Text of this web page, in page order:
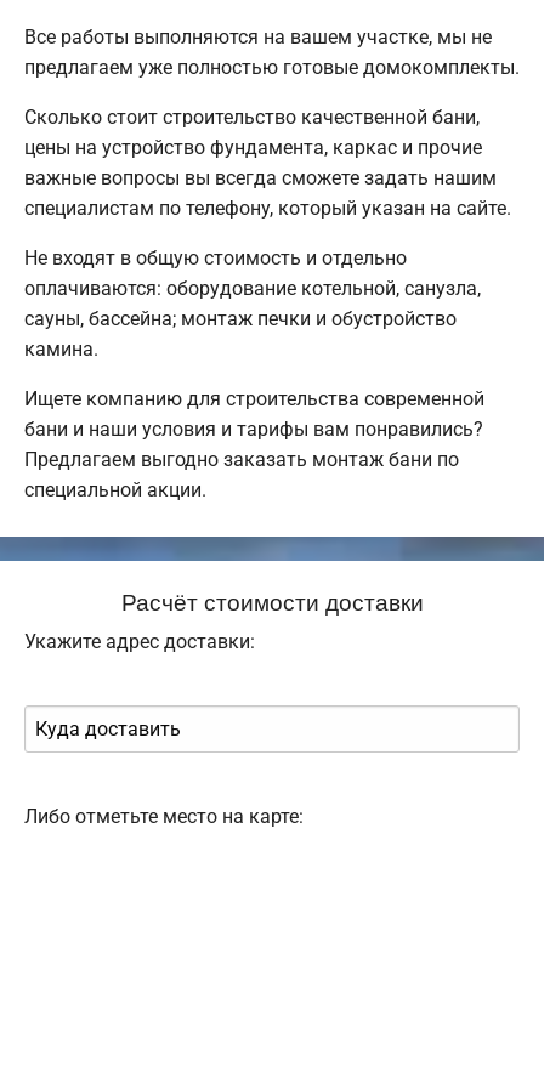
Все работы выполняются на вашем участке, мы не
предлагаем уже полностью готовые домокомплекты.
Сколько стоит строительство качественной бани,
цены на устройство фундамента, каркас и прочие
важные вопросы вы всегда сможете задать нашим
специалистам по телефону, который указан на сайте.
Не входят в общую стоимость и отдельно
оплачиваются: оборудование котельной, санузла,
сауны, бассейна; монтаж печки и обустройство
камина.
Ищете компанию для строительства современной
бани и наши условия и тарифы вам понравились?
Предлагаем выгодно заказать монтаж бани по
специальной акции.
Расчёт стоимости доставки
Укажите адрес доставки:
Либо отметьте место на карте: